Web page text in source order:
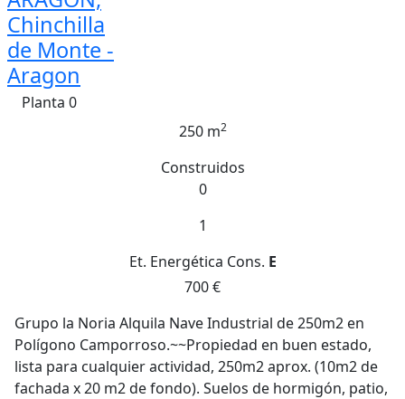
Chinchilla
de Monte -
Aragon
Planta 0
250 m2
Construidos
0
1
Et. Energética Cons. E
700 €
Grupo la Noria Alquila Nave Industrial de 250m2 en
Polígono Camporroso.~~Propiedad en buen estado,
lista para cualquier actividad, 250m2 aprox. (10m2 de
fachada x 20 m2 de fondo). Suelos de hormigón, patio,